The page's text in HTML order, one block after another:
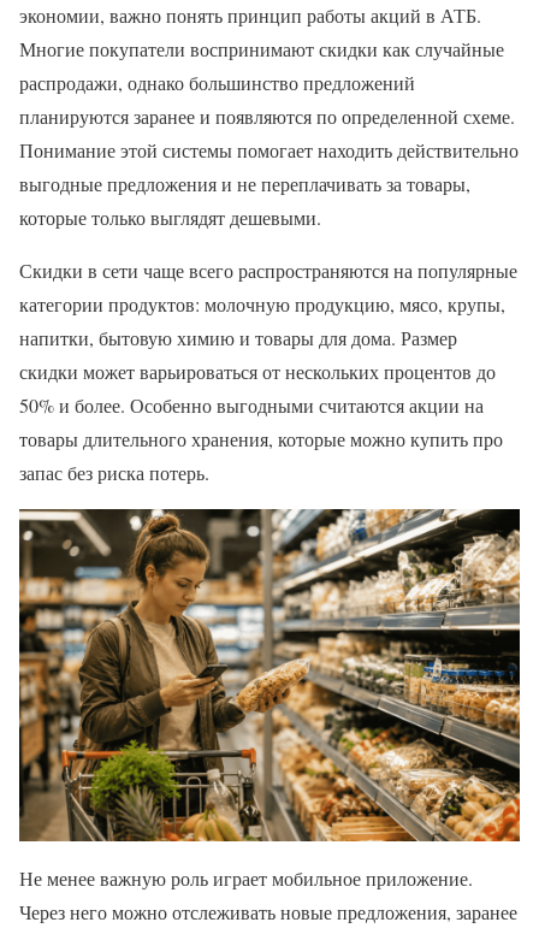
экономии, важно понять принцип работы акций в АТБ.
Многие покупатели воспринимают скидки как случайные
распродажи, однако большинство предложений
планируются заранее и появляются по определенной схеме.
Понимание этой системы помогает находить действительно
выгодные предложения и не переплачивать за товары,
которые только выглядят дешевыми.
Скидки в сети чаще всего распространяются на популярные
категории продуктов: молочную продукцию, мясо, крупы,
напитки, бытовую химию и товары для дома. Размер
скидки может варьироваться от нескольких процентов до
50% и более. Особенно выгодными считаются акции на
товары длительного хранения, которые можно купить про
запас без риска потерь.
Не менее важную роль играет мобильное приложение.
Через него можно отслеживать новые предложения, заранее